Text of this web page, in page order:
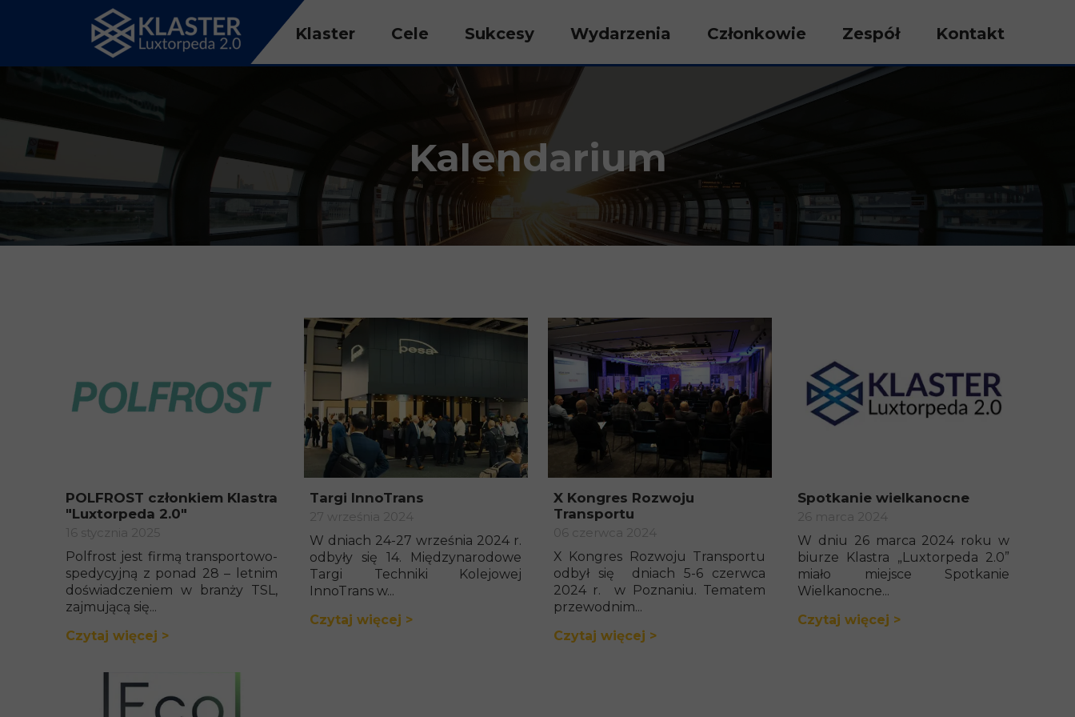
Klaster Cele Sukcesy Wydarzenia Członkowie Zespół Kontakt
Kalendarium
POLFROST członkiem Klastra
"Luxtorpeda 2.0"
16 stycznia 2025
Polfrost jest firmą transportowo-
spedycyjną z ponad 28 – letnim
doświadczeniem w branży TSL,
zajmującą się...
Czytaj więcej >
Targi InnoTrans
27 września 2024
W dniach 24-27 września 2024 r.
odbyły się 14. Międzynarodowe
Targi Techniki Kolejowej
InnoTrans w...
Czytaj więcej >
X Kongres Rozwoju
Transportu
06 czerwca 2024
X Kongres Rozwoju Transportu
odbył się dniach 5-6 czerwca
2024 r. w Poznaniu. Tematem
przewodnim...
Czytaj więcej >
Spotkanie wielkanocne
26 marca 2024
W dniu 26 marca 2024 roku w
biurze Klastra „Luxtorpeda 2.0”
miało miejsce Spotkanie
Wielkanocne...
Czytaj więcej >